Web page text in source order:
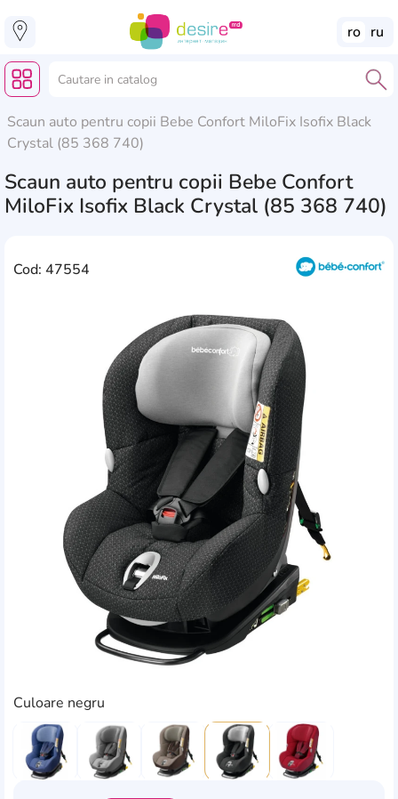
ro ru
Scaun auto pentru copii Bebe Confort MiloFix Isofix Black
Crystal (85 368 740)
Scaun auto pentru copii Bebe Confort
MiloFix Isofix Black Crystal (85 368 740)
Cod: 47554
Culoare negru